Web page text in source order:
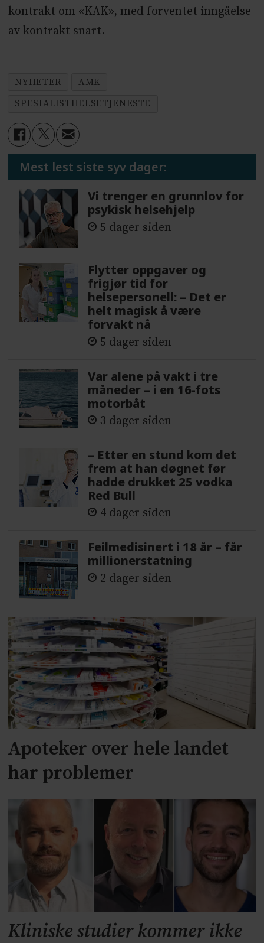
kontrakt om «KAK», med forventet inngåelse
av kontrakt snart.
NYHETER
AMK
SPESIALISTHELSETJENESTE
Mest lest siste syv dager:
Vi trenger en grunnlov for
psykisk helsehjelp
5 dager siden
Flytter oppgaver og
frigjør tid for
helsepersonell: – Det er
helt magisk å være
forvakt nå
5 dager siden
Var alene på vakt i tre
måneder – i en 16-fots
motorbåt
3 dager siden
– Etter en stund kom det
frem at han døgnet før
hadde drukket 25 vodka
Red Bull
4 dager siden
Feilmedisinert i 18 år – får
millionerstatning
2 dager siden
Apoteker over hele landet
har problemer
Kliniske studier kommer ikke